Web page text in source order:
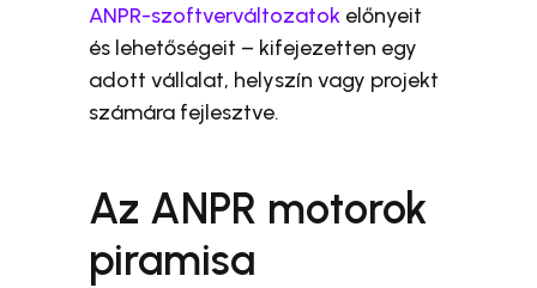
ANPR-szoftverváltozatok előnyeit
és lehetőségeit – kifejezetten egy
adott vállalat, helyszín vagy projekt
számára fejlesztve.
Az ANPR motorok
piramisa